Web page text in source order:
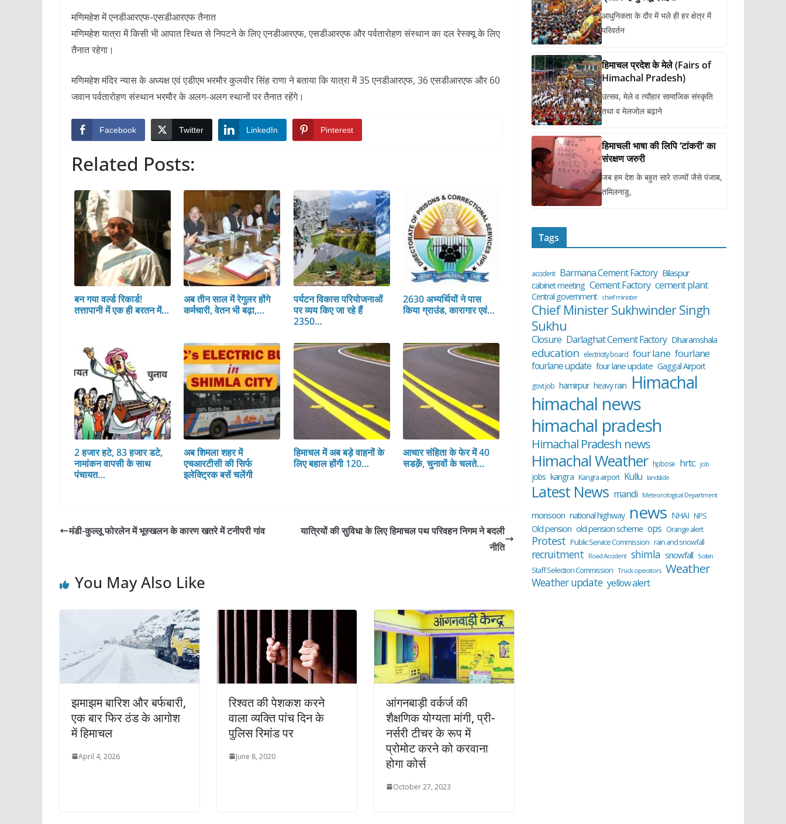
मणिमहेश में एनडीआरएफ-एसडीआरएफ तैनात
मणिमहेश यात्रा में किसी भी आपात स्थित से निपटने के लिए एनडीआरएफ, एसडीआरएफ और पर्वतारोहण संस्थान का दल रेस्क्यू के लिए
तैनात रहेगा।
मणिमहेश मंदिर न्यास के अध्यक्ष एवं एडीएम भरमौर कुलवीर सिंह राणा ने बताया कि यात्रा में 35 एनडीआरएफ, 36 एसडीआरएफ और 60
जवान पर्वतारोहण संस्थान भरमौर के अलग-अलग स्थानों पर तैनात रहेंगे।
Facebook Twitter LinkedIn Pinterest
Related Posts:
बन गया वर्ल्ड रिकार्ड!
तत्तापानी में एक ही बरतन में…
अब तीन साल में रेगुलर होंगे
कर्मचारी, वेतन भी बढ़ा,…
पर्यटन विकास परियोजनाओं
पर व्यय किए जा रहे हैं
2350…
2630 अभ्यर्थियों ने पास
किया ग्राउंड, कारागार एवं…
2 हजार हटे, 83 हजार डटे,
नामांकन वापसी के साथ
पंचायत…
अब शिमला शहर में
एचआरटीसी की सिर्फ
इलेक्ट्रिक बसें चलेंगी
हिमाचल में अब बड़े वाहनों के
लिए बहाल होंगी 120…
आचार संहिता के फेर में 40
सडक़ें, चुनावों के चलते…
मंडी-कुल्लू फोरलेन में भूस्खलन के कारण खतरे में टनीपरी गांव
यात्रियों की सुविधा के लिए हिमाचल पथ परिवहन निगम ने बदली
नीति
You May Also Like
झमाझम बारिश और बर्फबारी,
एक बार फिर ठंड के आगोश
में हिमाचल
April 4, 2026
रिश्वत की पेशकश करने
वाला व्यक्ति पांच दिन के
पुलिस रिमांड पर
June 8, 2020
आंगनबाड़ी वर्कर्ज की
शैक्षणिक योग्यता मांगी, प्री-
नर्सरी टीचर के रूप में
प्रोमोट करने को करवाना
होगा कोर्स
October 27, 2023
आधुनिकता के दौर में भले ही हर क्षेत्र में
परिवर्तन
हिमाचल प्रदेश के मेले (Fairs of
Himachal Pradesh)
उत्सव, मेले व त्यौहार सामाजिक संस्कृति
तथा व मेलजोल बढ़ाने
हिमाचली भाषा की लिपि ‘टांकरी’ का
संरक्षण जरुरी
जब हम देश के बहुत सारे राज्यों जैसे पंजाब,
तमिलनाडु,
Tags
accident Barmana Cement Factory Bilaspur
cabinet meeting Cement Factory cement plant
Central government chief minister
Chief Minister Sukhwinder Singh
Sukhu
Closure Darlaghat Cement Factory Dharamshala
education electricity board four lane fourlane
fourlane update four lane update Gaggal Airport
govt job hamirpur heavy rain Himachal
himachal news
himachal pradesh
Himachal Pradesh news
Himachal Weather hpbose hrtc job
jobs kangra Kangra airport Kullu landslide
Latest News mandi Meteorological Department
monsoon national highway news NHAI NPS
Old pension old pension scheme ops Orange alert
Protest Public Service Commission rain and snowfall
recruitment Road Accident shimla snowfall Solan
Staff Selection Commission Truck operators Weather
Weather update yellow alert